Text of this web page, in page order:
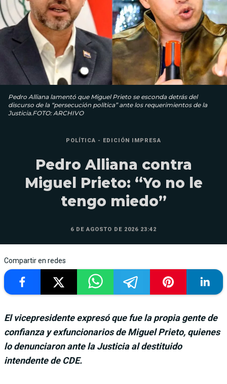
Pedro Alliana lamentó que Miguel Prieto se esconda detrás del
discurso de la “persecución política” ante los requerimientos de la
Justicia.FOTO: ARCHIVO
POLÍTICA - EDICIÓN IMPRESA
Pedro Alliana contra
Miguel Prieto: “Yo no le
tengo miedo”
6 DE AGOSTO DE 2026 23:42
Compartir en redes
El vicepresidente expresó que fue la propia gente de
confianza y exfuncionarios de Miguel Prieto, quienes
lo denunciaron ante la Justicia al destituido
intendente de CDE.